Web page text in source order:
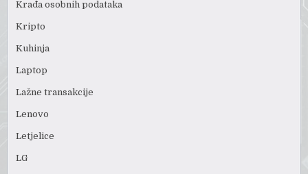
Krađa osobnih podataka
Kripto
Kuhinja
Laptop
Lažne transakcije
Lenovo
Letjelice
LG